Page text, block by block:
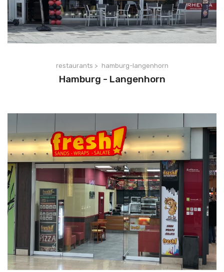
restaurants > hamburg-langenhorn
Hamburg - Langenhorn